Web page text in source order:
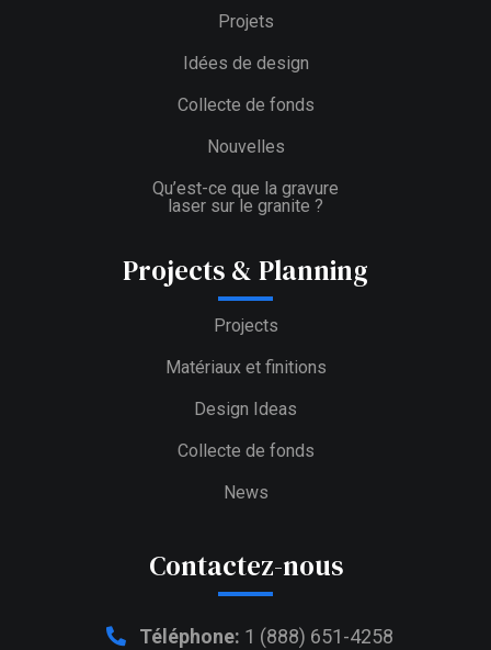
Projets
Idées de design
Collecte de fonds
Nouvelles
Qu’est-ce que la gravure
laser sur le granite ?
Projects & Planning
Projects
Matériaux et finitions
Design Ideas
Collecte de fonds
News
Contactez-nous
Téléphone: 1 (888) 651-4258